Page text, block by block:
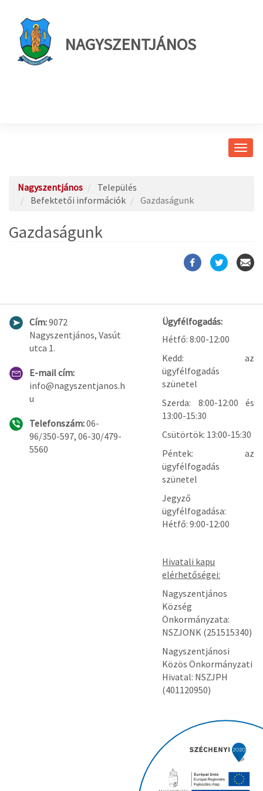
NAGYSZENTJÁNOS
Nagyszentjános
Település
Befektetői információk
Gazdaságunk
Gazdaságunk
Cím:9072
Nagyszentjános, Vasút
utca 1.
E-mail cím:
info@nagyszentjanos.h
u
Telefonszám:06-
96/350-597, 06-30/479-
5560
Ügyfélfogadás:
Hétfő: 8:00-12:00
Kedd: az
ügyfélfogadás
szünetel
Szerda: 8:00-12:00 és
13:00-15:30
Csütörtök: 13:00-15:30
Péntek: az
ügyfélfogadás
szünetel
Jegyző
ügyfélfogadása:
Hétfő: 9:00-12:00
Hivatali kapu
elérhetőségei:
Nagyszentjános
Község
Önkormányzata:
NSZJONK (251515340)
Nagyszentjánosi
Közös Önkormányzati
Hivatal: NSZJPH
(401120950)